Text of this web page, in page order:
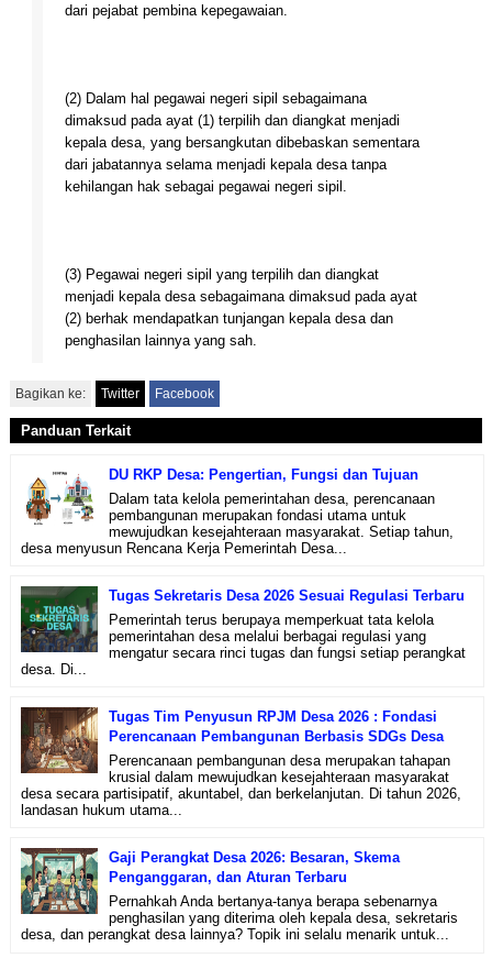
dari pejabat pembina kepegawaian.
(2) Dalam hal pegawai negeri sipil sebagaimana
dimaksud pada ayat (1) terpilih dan diangkat menjadi
kepala desa, yang bersangkutan dibebaskan sementara
dari jabatannya selama menjadi kepala desa tanpa
kehilangan hak sebagai pegawai negeri sipil.
(3) Pegawai negeri sipil yang terpilih dan diangkat
menjadi kepala desa sebagaimana dimaksud pada ayat
(2) berhak mendapatkan tunjangan kepala desa dan
penghasilan lainnya yang sah.
Bagikan ke: Twitter Facebook
Panduan Terkait
DU RKP Desa: Pengertian, Fungsi dan Tujuan
Dalam tata kelola pemerintahan desa, perencanaan
pembangunan merupakan fondasi utama untuk
mewujudkan kesejahteraan masyarakat. Setiap tahun,
desa menyusun Rencana Kerja Pemerintah Desa...
Tugas Sekretaris Desa 2026 Sesuai Regulasi Terbaru
Pemerintah terus berupaya memperkuat tata kelola
pemerintahan desa melalui berbagai regulasi yang
mengatur secara rinci tugas dan fungsi setiap perangkat
desa. Di...
Tugas Tim Penyusun RPJM Desa 2026 : Fondasi
Perencanaan Pembangunan Berbasis SDGs Desa
Perencanaan pembangunan desa merupakan tahapan
krusial dalam mewujudkan kesejahteraan masyarakat
desa secara partisipatif, akuntabel, dan berkelanjutan. Di tahun 2026,
landasan hukum utama...
Gaji Perangkat Desa 2026: Besaran, Skema
Penganggaran, dan Aturan Terbaru
Pernahkah Anda bertanya-tanya berapa sebenarnya
penghasilan yang diterima oleh kepala desa, sekretaris
desa, dan perangkat desa lainnya? Topik ini selalu menarik untuk...